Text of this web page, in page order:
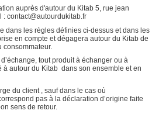
auprès d'autour du Kitab 5, rue jean
contact@autourdukitab.fr
dans les règles définies ci-dessus et dans les
en compte et dégagera autour du Kitab de
consommateur.
tout produit à échanger ou à
à autour du Kitab dans son ensemble et en
du client , sauf dans le cas où
pas à la déclaration d’origine faite
sens de retour.